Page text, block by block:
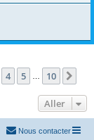
4 5 10
Aller
Nous contacter